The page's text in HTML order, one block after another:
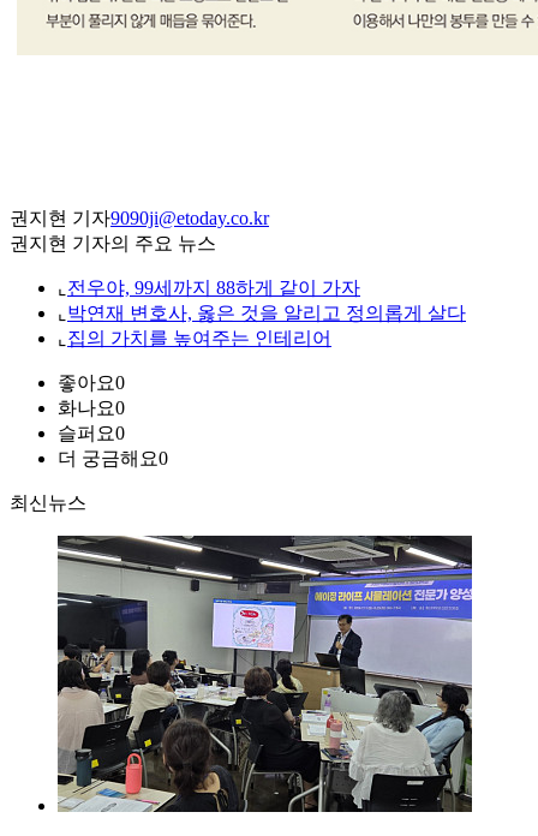
권지현 기자9090ji@etoday.co.kr
권지현 기자의 주요 뉴스
⌞ 전우야, 99세까지 88하게 같이 가자
⌞ 박연재 변호사, 옳은 것을 알리고 정의롭게 살다
⌞ 집의 가치를 높여주는 인테리어
좋아요0
화나요0
슬퍼요0
더 궁금해요0
최신뉴스